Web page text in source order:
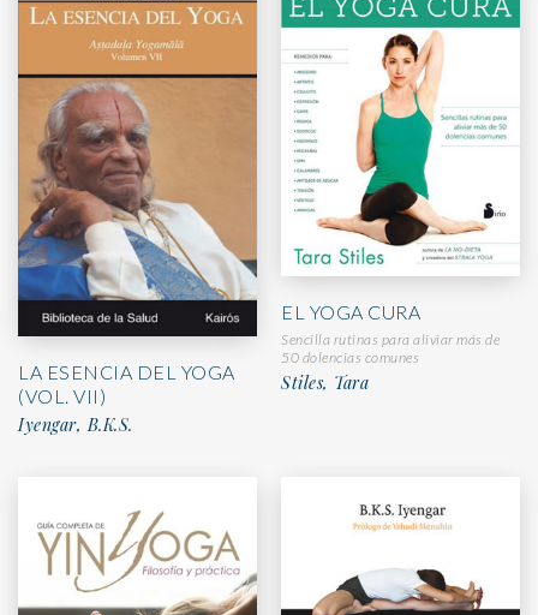
LA ESENCIA DEL YOGA
(VOL. VII)
Iyengar, B.K.S.
EL YOGA CURA
Sencilla rutinas para aliviar más de
50 dolencias comunes
Stiles, Tara